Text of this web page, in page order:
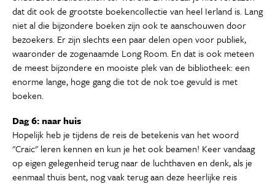
dat dit ook de grootste boekencollectie van heel Ierland is. Lang
niet al die bijzondere boeken zijn ook te aanschouwen door
bezoekers. Er zijn slechts een paar delen open voor publiek,
waaronder de zogenaamde Long Room. En dat is ook meteen
de meest bijzondere en mooiste plek van de bibliotheek: een
enorme lange, hoge gang die tot de nok toe gevuld is met
boeken.
Dag 6: naar huis
Hopelijk heb je tijdens de reis de betekenis van het woord
"Craic" leren kennen en kun je het ook beamen! Keer vandaag
op eigen gelegenheid terug naar de luchthaven en denk, als je
eenmaal thuis bent, nog vaak terug aan deze heerlijke reis